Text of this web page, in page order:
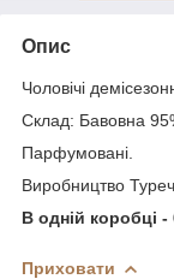
Опис
Чоловічі
Склад: Бавовна
Парфумовані.
Виробництво
В одній коробці
Приховати